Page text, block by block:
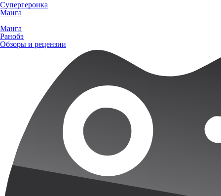
Супергероика
Манга
Манга
Ранобэ
Обзоры и рецензии